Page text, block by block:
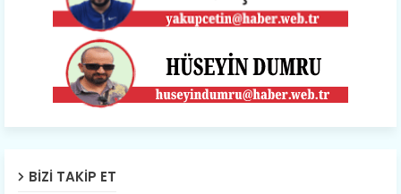
BIZI TAKIP ET